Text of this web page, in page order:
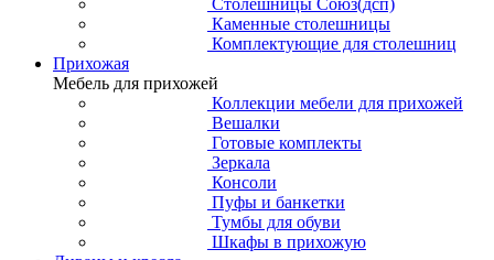
Каменные столешницы
Комплектующие для столешниц
Прихожая
Мебель для прихожей
Коллекции мебели для прихожей
Вешалки
Готовые комплекты
Зеркала
Консоли
Пуфы и банкетки
Тумбы для обуви
Шкафы в прихожую